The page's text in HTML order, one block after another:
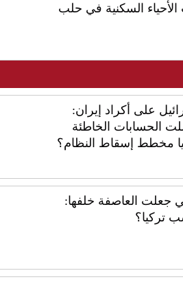
السكنية في حلب
على أكراد إيران:
الحسابات الخاطئة
مخطط إسقاط النظام؟
جعلت العاصفة خلفها:
تركيا؟